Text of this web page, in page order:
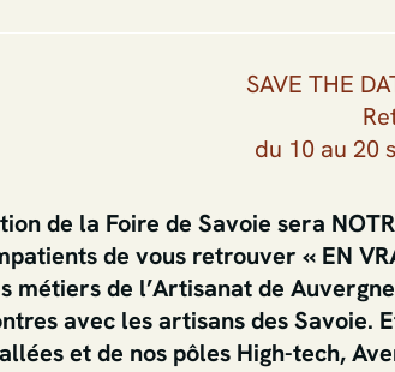
SAVE THE
du 10 au 20
de la Foire de Savoie sera
de vous retrouver « EN
métiers de l’Artisanat de
avec les artisans des Savoie.
et de nos pôles High-tech,